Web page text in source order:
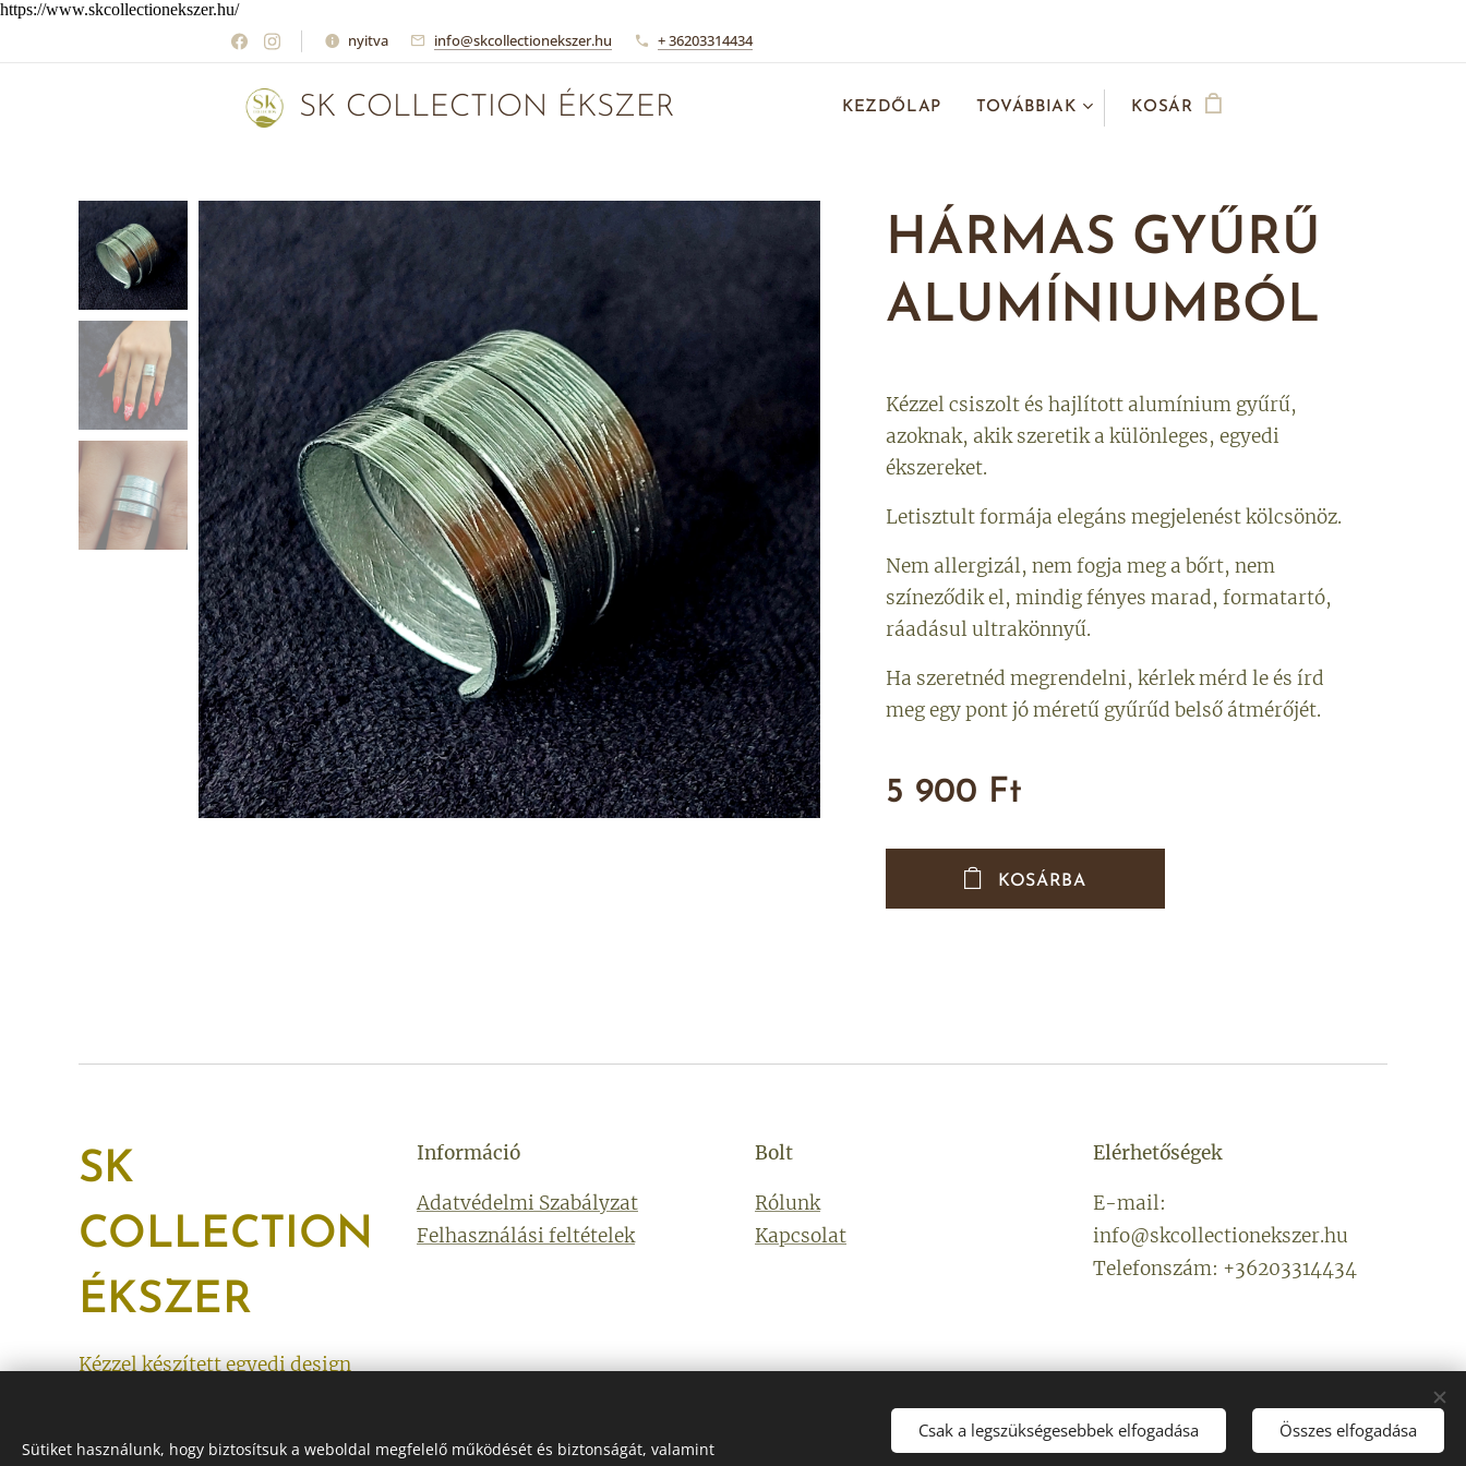
https://www.skcollectionekszer.hu/
nyitva info@skcollectionekszer.hu + 36203314434
SK COLLECTION ÉKSZER KEZDŐLAP TOVÁBBIAK KOSÁR
HÁRMAS GYŰRŰ
ALUMÍNIUMBÓL
Kézzel csiszolt és hajlított alumínium gyűrű,
azoknak, akik szeretik a különleges, egyedi
ékszereket.
Letisztult formája elegáns megjelenést kölcsönöz.
Nem allergizál, nem fogja meg a bőrt, nem
színeződik el, mindig fényes marad, formatartó,
ráadásul ultrakönnyű.
Ha szeretnéd megrendelni, kérlek mérd le és írd
meg egy pont jó méretű gyűrűd belső átmérőjét.
5 900 Ft
KOSÁRBA
SK
COLLECTION
ÉKSZER
Kézzel készített egyedi design
Információ
Adatvédelmi Szabályzat
Felhasználási feltételek
Bolt
Rólunk
Kapcsolat
Elérhetőségek
E-mail:
info@skcollectionekszer.hu
Telefonszám: +36203314434
Sütiket használunk, hogy biztosítsuk a weboldal megfelelő működését és biztonságát, valamint
Csak a legszükségesebbek elfogadása Összes elfogadása